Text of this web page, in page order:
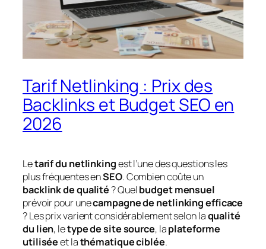
Tarif Netlinking : Prix des
Backlinks et Budget SEO en
2026
Letarif du netlinkingest l’une des questions les
plus fréquentes enSEO. Combien coûte un
backlink de qualité ? Quelbudget mensuel
prévoir pour unecampagne de netlinking efficace
? Les prix varient considérablement selon laqualité
du lien, letype de site source, laplateforme
utiliséeet lathématique ciblée.